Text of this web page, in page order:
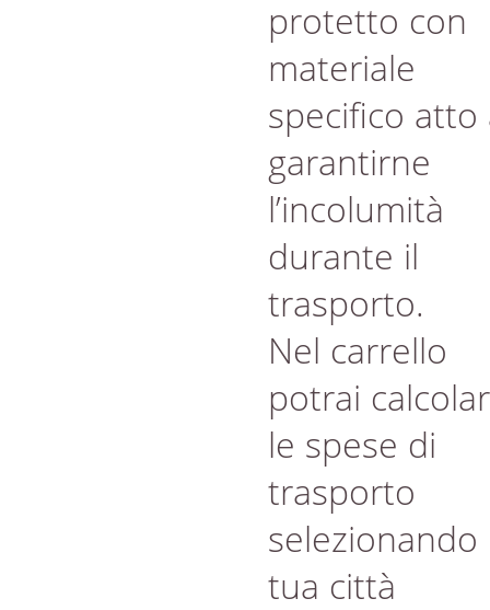
protetto con
materiale
specifico atto
garantirne
l’incolumità
durante il
trasporto.
Nel carrello
potrai
le spese di
trasporto
selezionando
tua città